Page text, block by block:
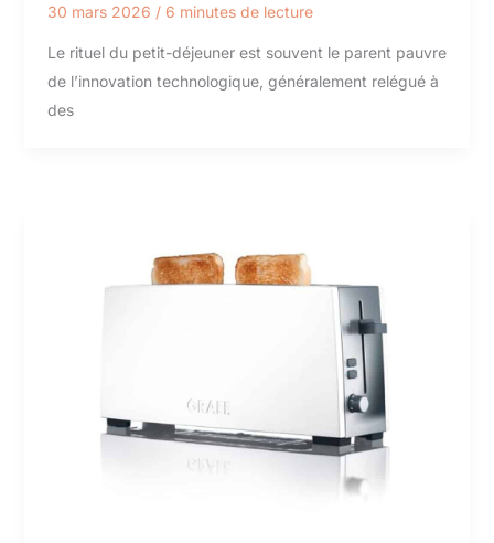
30 mars 2026 / 6 minutes de lecture
Le rituel du petit-déjeuner est souvent le parent pauvre
de l’innovation technologique, généralement relégué à
des